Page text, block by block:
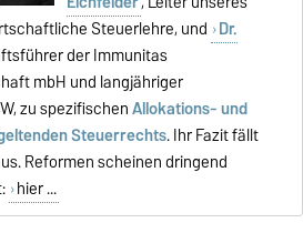
Steuerlehre, und Dr.
der Immunitas
mbH und langjähriger
zu spezifischenAllokations- und
Steuerrechts. Ihr Fazit fällt
Reformen scheinen dringend
hier ...